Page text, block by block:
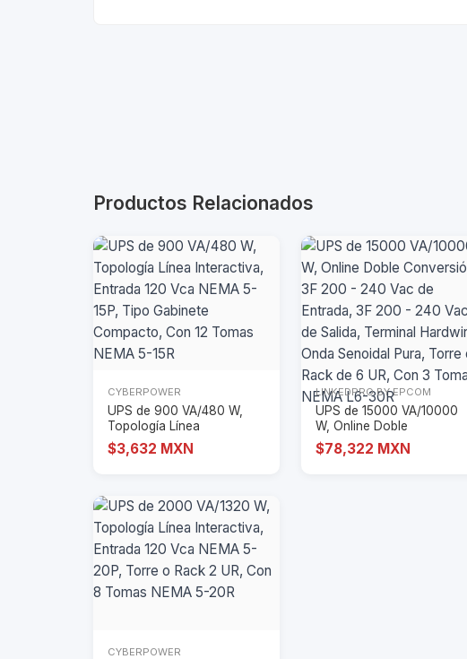
Productos Relacionados
CYBERPOWER
UPS de 900 VA/480 W,
Topología Línea
Interactiva, Entrada
$3,632 MXN
LINKEDPRO BY EPCOM
UPS de 15000 VA/10000
W, Online Doble
Conversión, 3F 200 -
$78,322 MXN
CYBERPOWER